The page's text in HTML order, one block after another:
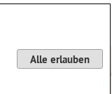
Alle erlauben